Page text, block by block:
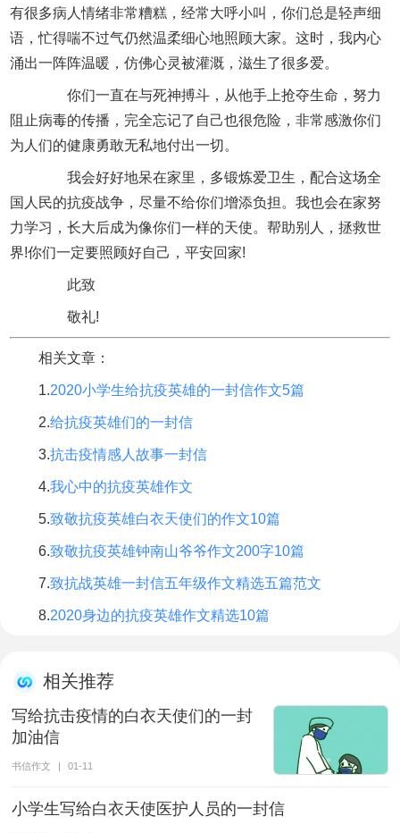
有很多病人情绪非常糟糕，经常大呼小叫，你们总是轻声细
语，忙得喘不过气仍然温柔细心地照顾大家。这时，我内心
涌出一阵阵温暖，仿佛心灵被灌溉，滋生了很多爱。
你们一直在与死神搏斗，从他手上抢夺生命，努力
阻止病毒的传播，完全忘记了自己也很危险，非常感激你们
为人们的健康勇敢无私地付出一切。
我会好好地呆在家里，多锻炼爱卫生，配合这场全
国人民的抗疫战争，尽量不给你们增添负担。我也会在家努
力学习，长大后成为像你们一样的天使。帮助别人，拯救世
界!你们一定要照顾好自己，平安回家!
此致
敬礼!
相关文章：
1.2020小学生给抗疫英雄的一封信作文5篇
2.给抗疫英雄们的一封信
3.抗击疫情感人故事一封信
4.我心中的抗疫英雄作文
5.致敬抗疫英雄白衣天使们的作文10篇
6.致敬抗疫英雄钟南山爷爷作文200字10篇
7.致抗战英雄一封信五年级作文精选五篇范文
8.2020身边的抗疫英雄作文精选10篇
相关推荐
写给抗击疫情的白衣天使们的一封
加油信
书信作文 01-11
小学生写给白衣天使医护人员的一封信